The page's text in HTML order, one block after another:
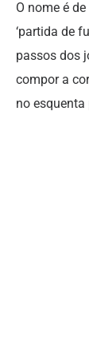
O nome é
‘partida de
passos dos
compor a
no esquenta